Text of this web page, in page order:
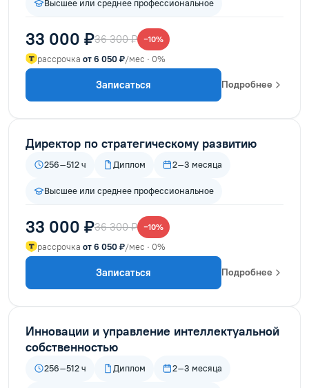
Высшее или среднее профессиональное
33 000 ₽36 300 ₽ −10%
рассрочка от 6 050 ₽/мес · 0%
Записаться Подробнее
Директор по стратегическому развитию
256–512 ч Диплом 2–3 месяца
Высшее или среднее профессиональное
33 000 ₽36 300 ₽ −10%
рассрочка от 6 050 ₽/мес · 0%
Записаться Подробнее
Инновации и управление интеллектуальной
собственностью
256–512 ч Диплом 2–3 месяца